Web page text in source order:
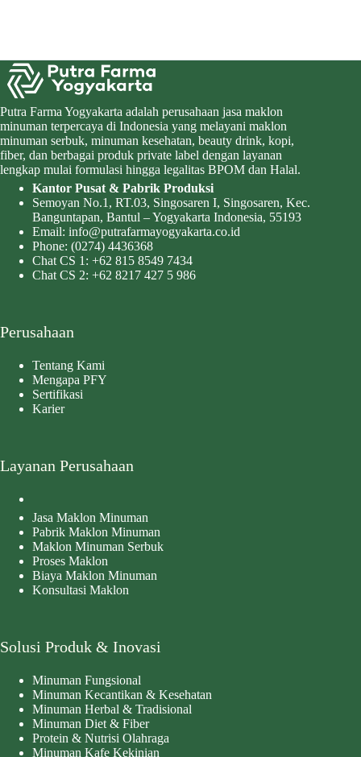
Putra Farma Yogyakarta adalah perusahaan jasa maklon
minuman terpercaya di Indonesia yang melayani maklon
minuman serbuk, minuman kesehatan, beauty drink, kopi,
fiber, dan berbagai produk private label dengan layanan
lengkap mulai formulasi hingga legalitas BPOM dan Halal.
Kantor Pusat & Pabrik Produksi
Semoyan No.1, RT.03, Singosaren I, Singosaren, Kec.
Banguntapan, Bantul – Yogyakarta Indonesia, 55193
Email: info@putrafarmayogyakarta.co.id
Phone: (0274) 4436368
Chat CS 1: +62 815 8549 7434
Chat CS 2: +62 8217 427 5 986
Perusahaan
Tentang Kami
Mengapa PFY
Sertifikasi
Karier
Layanan Perusahaan
Jasa Maklon Minuman
Pabrik Maklon Minuman
Maklon Minuman Serbuk
Proses Maklon
Biaya Maklon Minuman
Konsultasi Maklon
Solusi Produk & Inovasi
Minuman Fungsional
Minuman Kecantikan & Kesehatan
Minuman Herbal & Tradisional
Minuman Diet & Fiber
Protein & Nutrisi Olahraga
Minuman Kafe Kekinian